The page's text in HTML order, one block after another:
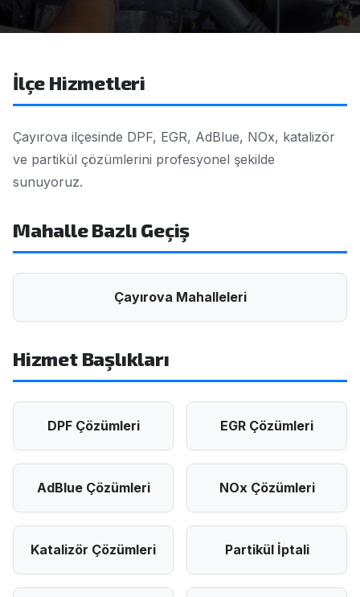
İlçe Hizmetleri
Çayırova ilçesinde DPF, EGR, AdBlue, NOx, katalizör
ve partikül çözümlerini profesyonel şekilde
sunuyoruz.
Mahalle Bazlı Geçiş
Çayırova Mahalleleri
Hizmet Başlıkları
DPF Çözümleri EGR Çözümleri
AdBlue Çözümleri NOx Çözümleri
Katalizör Çözümleri Partikül İptali